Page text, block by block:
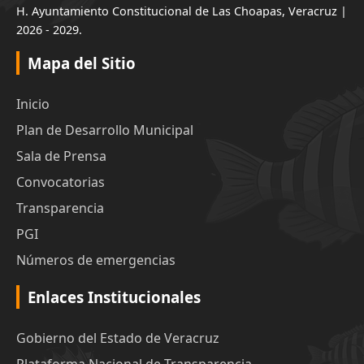
H. Ayuntamiento Constitucional de Las Choapas, Veracruz |
2026 - 2029.
Mapa del Sitio
Inicio
Plan de Desarrollo Municipal
Sala de Prensa
Convocatorias
Transparencia
PGI
Números de emergencias
Enlaces Institucionales
Gobierno del Estado de Veracruz